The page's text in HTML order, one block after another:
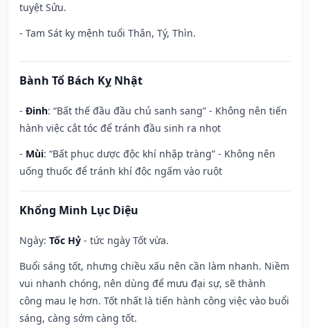
tuyệt Sửu.
- Tam Sát kỵ mệnh tuổi Thân, Tý, Thìn.
Bành Tổ Bách Kỵ Nhật
- Đinh: “Bất thế đầu đầu chủ sanh sang” - Không nên tiến
hành việc cắt tóc để tránh đầu sinh ra nhọt
- Mùi: “Bất phục dược độc khí nhập tràng” - Không nên
uống thuốc để tránh khí độc ngấm vào ruột
Khổng Minh Lục Diệu
Ngày: Tốc Hỷ - tức ngày Tốt vừa.
Buổi sáng tốt, nhưng chiều xấu nên cần làm nhanh. Niềm
vui nhanh chóng, nên dùng để mưu đại sự, sẽ thành
công mau lẹ hơn. Tốt nhất là tiến hành công việc vào buổi
sáng, càng sớm càng tốt.